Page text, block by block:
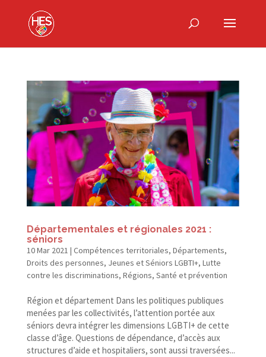
Départementales et régionales 2021 :
séniors
10 Mar 2021 | Compétences territoriales, Départements,
Droits des personnes, Jeunes et Séniors LGBTI+, Lutte
contre les discriminations, Régions, Santé et prévention
Région et département Dans les politiques publiques
menées par les collectivités, l’attention portée aux
séniors devra intégrer les dimensions LGBTI+ de cette
classe d’âge. Questions de dépendance, d’accès aux
structures d’aide et hospitaliers, sont aussi traversées...